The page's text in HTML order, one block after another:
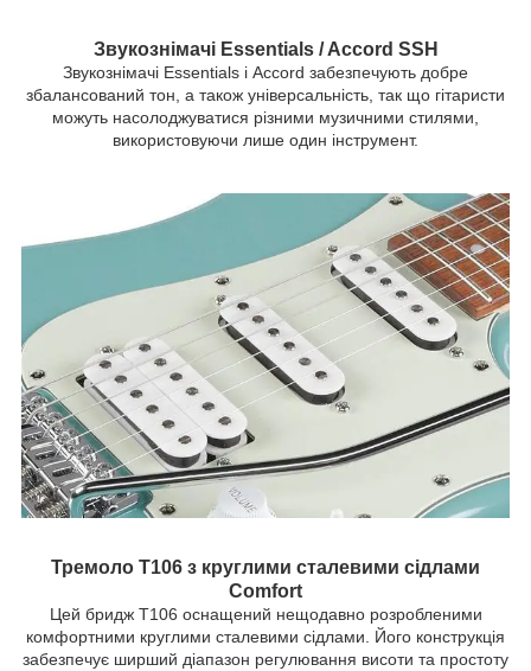
Звукознімачі Essentials / Accord SSH
Звукознімачі Essentials і Accord забезпечують добре
збалансований тон, а також універсальність, так що гітаристи
можуть насолоджуватися різними музичними стилями,
використовуючи лише один інструмент.
Тремоло T106 з круглими сталевими сідлами
Comfort
Цей бридж T106 оснащений нещодавно розробленими
комфортними круглими сталевими сідлами. Його конструкція
забезпечує ширший діапазон регулювання висоти та простоту